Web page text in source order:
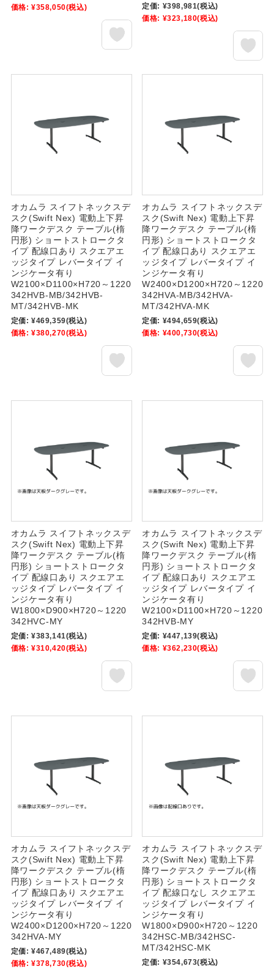
価格: ¥358,050(税込) 定価: ¥398,981(税込)
価格: ¥323,180(税込)
オカムラ スイフトネックスデ
スク(Swift Nex) 電動上下昇
降ワークデスク テーブル(楕
円形) ショートストロークタ
イプ 配線口あり スクエアエ
ッジタイプ レバータイプ イ
ンジケータ有り
W2100×D1100×H720～1220
342HVB-MB/342HVB-
MT/342HVB-MK
定価: ¥469,359(税込)
価格: ¥380,270(税込)
オカムラ スイフトネックスデ
スク(Swift Nex) 電動上下昇
降ワークデスク テーブル(楕
円形) ショートストロークタ
イプ 配線口あり スクエアエ
ッジタイプ レバータイプ イ
ンジケータ有り
W2400×D1200×H720～1220
342HVA-MB/342HVA-
MT/342HVA-MK
定価: ¥494,659(税込)
価格: ¥400,730(税込)
オカムラ スイフトネックスデ
スク(Swift Nex) 電動上下昇
降ワークデスク テーブル(楕
円形) ショートストロークタ
イプ 配線口あり スクエアエ
ッジタイプ レバータイプ イ
ンジケータ有り
W1800×D900×H720～1220
342HVC-MY
定価: ¥383,141(税込)
価格: ¥310,420(税込)
オカムラ スイフトネックスデ
スク(Swift Nex) 電動上下昇
降ワークデスク テーブル(楕
円形) ショートストロークタ
イプ 配線口あり スクエアエ
ッジタイプ レバータイプ イ
ンジケータ有り
W2100×D1100×H720～1220
342HVB-MY
定価: ¥447,139(税込)
価格: ¥362,230(税込)
オカムラ スイフトネックスデ
スク(Swift Nex) 電動上下昇
降ワークデスク テーブル(楕
円形) ショートストロークタ
イプ 配線口あり スクエアエ
ッジタイプ レバータイプ イ
ンジケータ有り
W2400×D1200×H720～1220
342HVA-MY
定価: ¥467,489(税込)
価格: ¥378,730(税込)
オカムラ スイフトネックスデ
スク(Swift Nex) 電動上下昇
降ワークデスク テーブル(楕
円形) ショートストロークタ
イプ 配線口なし スクエアエ
ッジタイプ レバータイプ イ
ンジケータ有り
W1800×D900×H720～1220
342HSC-MB/342HSC-
MT/342HSC-MK
定価: ¥354,673(税込)